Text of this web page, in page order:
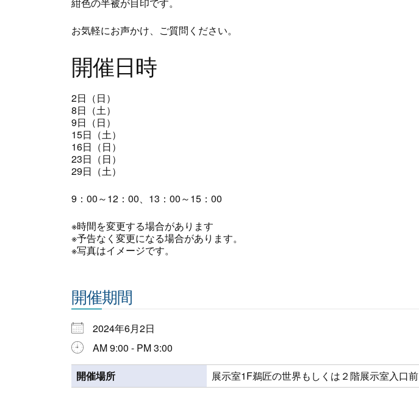
紺色の半被が目印です。
お気軽にお声かけ、ご質問ください。
開催日時
2日（日）
8日（土）
9日（日）
15日（土）
16日（日）
23日（日）
29日（土）
9：00～12：00、13：00～15：00
※時間を変更する場合があります
※予告なく変更になる場合があります。
※写真はイメージです。
開催期間
2024年6月2日
AM 9:00 - PM 3:00
開催場所
展示室1F鵜匠の世界もしくは２階展示室入口前